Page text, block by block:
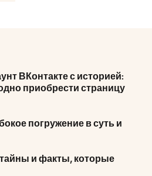
ВКонтакте с историей:
приобрести страницу
погружение в суть и
и факты, которые